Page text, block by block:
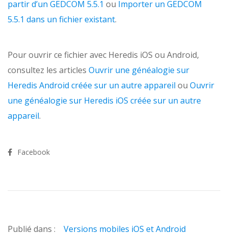
partir d’un GEDCOM 5.5.1 ou Importer un GEDCOM
5.5.1 dans un fichier existant.
Pour ouvrir ce fichier avec Heredis iOS ou Android,
consultez les articles Ouvrir une généalogie sur
Heredis Android créée sur un autre appareil ou Ouvrir
une généalogie sur Heredis iOS créée sur un autre
appareil.
Facebook
Publié dans : Versions mobiles iOS et Android